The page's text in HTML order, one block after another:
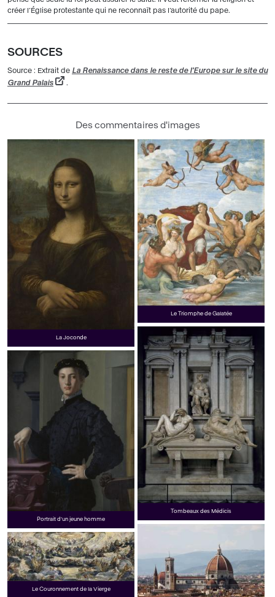
créer l’Église protestante qui ne reconnaît pas l’autorité du pape.
SOURCES
Source : Extrait de La Renaissance dans le reste de l'Europe sur le site du
Grand Palais
.
Des commentaires d'images
La Joconde
Le Triomphe de Galatée
Tombeaux des Médicis
Portrait d'un jeune homme
Le Couronnement de la Vierge